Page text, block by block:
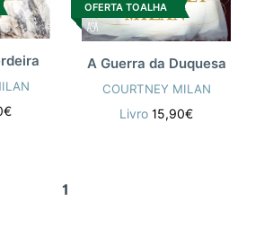
OFERTA TOALHA
A Guerra da Duquesa
COURTNEY MILAN
Livro15,90€
1